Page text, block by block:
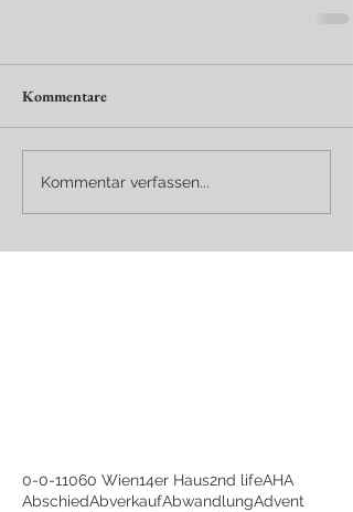
Kommentare
Kommentar verfassen...
0-0-11060 Wien14er Haus2nd lifeAHA
AbschiedAbverkaufAbwandlungAdvent